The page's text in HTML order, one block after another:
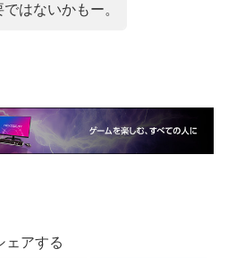
はないかもー。
ェアする